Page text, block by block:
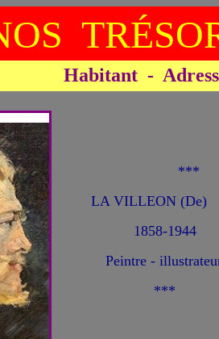
Habitant -
***
LA VILLEON (De)
1858-1944
Peintre -
***